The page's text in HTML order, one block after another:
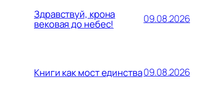
Здравствуй, крона
вековая до небес! 09.08.2026
Книги как мост единства09.08.2026